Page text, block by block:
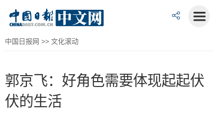
中国日报网 >> 文化滚动
郭京飞：好角色需要体现起起伏
伏的生活